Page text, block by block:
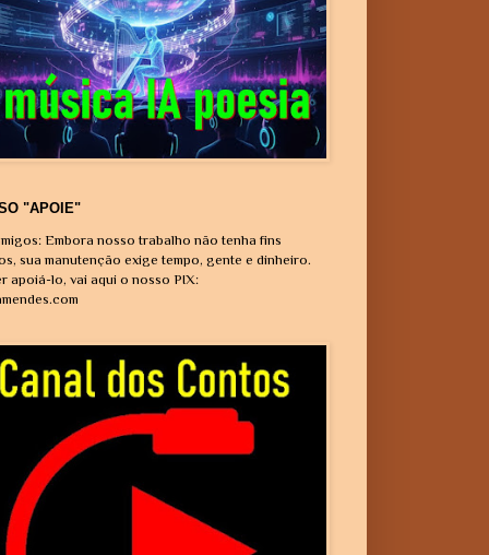
"APOIE"
Embora nosso trabalho não tenha fins
sua manutenção exige tempo, gente e dinheiro.
apoiá-lo, vai aqui o nosso PIX: